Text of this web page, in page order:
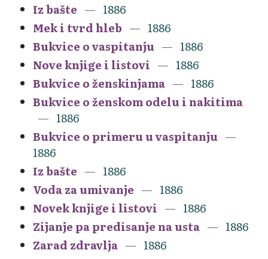
Iz bašte
1886
Mek i tvrd hleb
1886
Bukvice o vaspitanju
1886
Nove knjige i listovi
1886
Bukvice o ženskinjama
1886
Bukvice o ženskom odelu i nakitima
1886
Bukvice o primeru u vaspitanju
1886
Iz bašte
1886
Voda za umivanje
1886
Novek knjige i listovi
1886
Zijanje pa predisanje na usta
1886
Zarad zdravlja
1886